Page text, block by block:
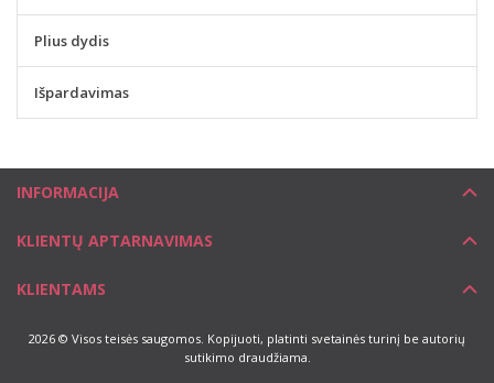
Plius dydis
Išpardavimas
INFORMACIJA
KLIENTŲ APTARNAVIMAS
KLIENTAMS
2026 © Visos teisės saugomos. Kopijuoti, platinti svetainės turinį be autorių
sutikimo draudžiama.